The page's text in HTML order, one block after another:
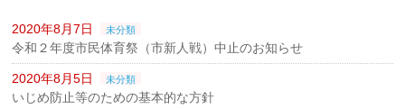
2020年8月7日 未分類
令和２年度市民体育祭（市新人戦）中止のお知らせ
2020年8月5日 未分類
いじめ防止等のための基本的な方針